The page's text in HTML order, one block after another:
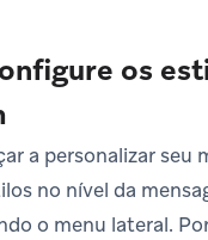
os
a personalizar seu
no nível da
o menu lateral.